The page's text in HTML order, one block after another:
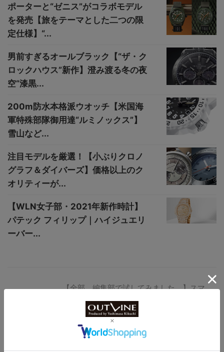
ポーターと“ゼニス”がコラボモデル
を発売【旅をテーマとした二つの限
定仕様】“...
男前すぎるオールブラック【“ザ・ク
ロックハウス”新作】澄み渡る冬の夜
空“漆黒...
200m防水本格派ウオッチ【米国海
軍特殊部隊御用達“ルミノックス”】
雪山など...
注目モデルを厳選！【小ぶりクロノ
グラフ＆ダイバーズ】価格以上のク
オリティーが...
【WLN女子部・2021年新作時計】
パテック フィリップ｜ハイジュエリ
ーバー...
【全部、編集部で試してみました。】スマ
スマートウオッチで見るべき三つのチェッ